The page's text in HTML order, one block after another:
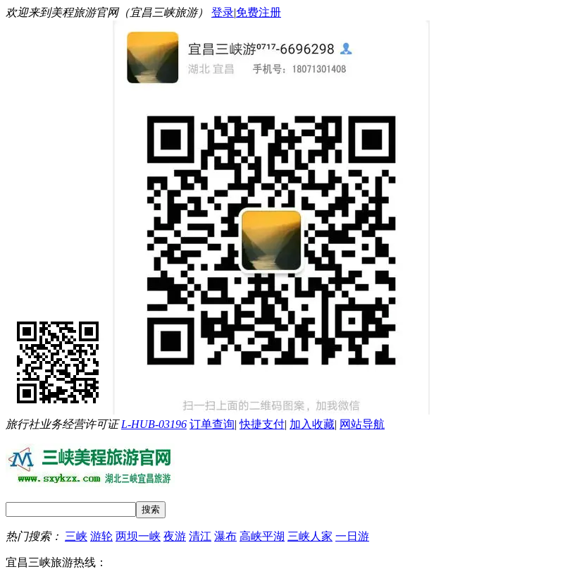
欢迎来到美程旅游官网（宜昌三峡旅游） 登录|免费注册
旅行社业务经营许可证L-HUB-03196 订单查询|快捷支付| 加入收藏| 网站导航
热门搜索： 三峡 游轮 两坝一峡 夜游 清江 瀑布 高峡平湖 三峡人家 一日游
宜昌三峡旅游热线：